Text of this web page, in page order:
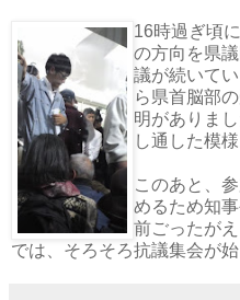
16時過ぎ頃
の方向を県
議が続いて
ら県首脳部
明がありま
し通した模様
このあと、
めるため知
前ごったが
では、そろそろ抗議集会が